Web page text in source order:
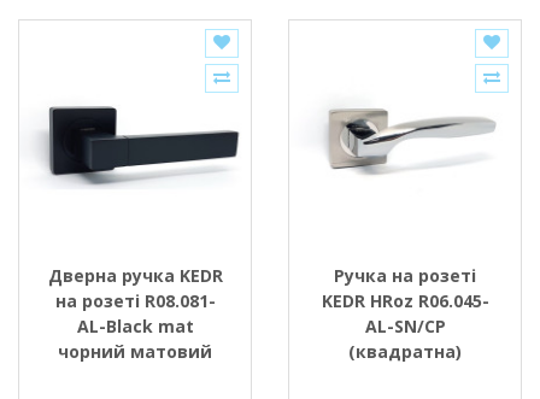
Дверна ручка KEDR
на розеті R08.081-
AL-Black mat
чорний матовий
Ручка на розеті
KEDR HRoz R06.045-
AL-SN/CP
(квадратна)